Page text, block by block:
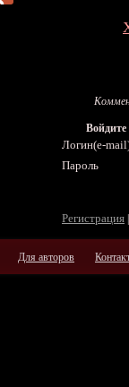
Логин(e-
Пароль
Регистрация
Для авторов